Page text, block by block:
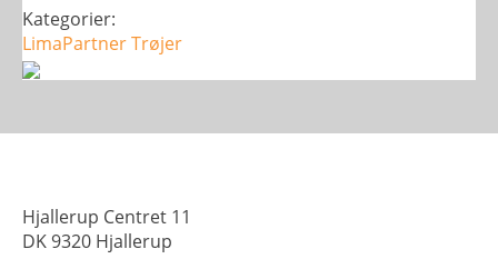
Kategorier:
LimaPartnerTrøjer
Hjallerup Centret 11
DK 9320 Hjallerup